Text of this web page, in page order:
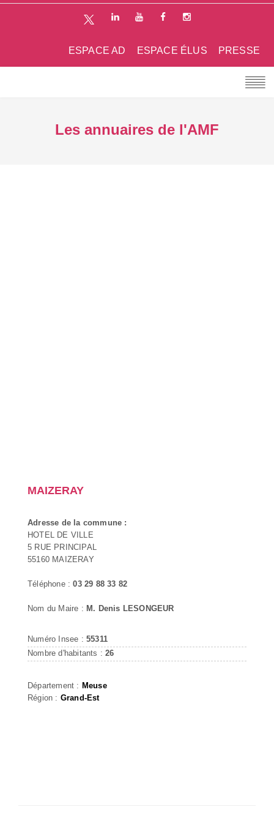
PRESSE
ESPACE ÉLUS
ESPACE AD
Les annuaires de l'AMF
MAIZERAY
Adresse de la commune :
HOTEL DE VILLE
5 RUE PRINCIPAL
55160 MAIZERAY
Téléphone :03 29 88 33 82
Nom du Maire : M. Denis LESONGEUR
Numéro Insee : 55311
Nombre d'habitants :26
Département : Meuse
Région : Grand-Est